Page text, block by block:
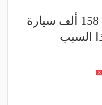
تسلا تستدعي أكثر من 158 ألف سيارة